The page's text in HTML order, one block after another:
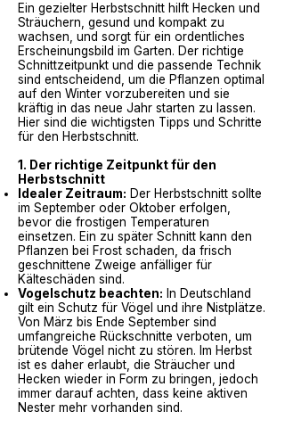
Ein gezielter Herbstschnitt hilft Hecken und
Sträuchern, gesund und kompakt zu
wachsen, und sorgt für ein ordentliches
Erscheinungsbild im Garten. Der richtige
Schnittzeitpunkt und die passende Technik
sind entscheidend, um die Pflanzen optimal
auf den Winter vorzubereiten und sie
kräftig in das neue Jahr starten zu lassen.
Hier sind die wichtigsten Tipps und Schritte
für den Herbstschnitt.
1. Der richtige Zeitpunkt für den
Herbstschnitt
Idealer Zeitraum: Der Herbstschnitt sollte
im September oder Oktober erfolgen,
bevor die frostigen Temperaturen
einsetzen. Ein zu später Schnitt kann den
Pflanzen bei Frost schaden, da frisch
geschnittene Zweige anfälliger für
Kälteschäden sind.
Vogelschutz beachten: In Deutschland
gilt ein Schutz für Vögel und ihre Nistplätze.
Von März bis Ende September sind
umfangreiche Rückschnitte verboten, um
brütende Vögel nicht zu stören. Im Herbst
ist es daher erlaubt, die Sträucher und
Hecken wieder in Form zu bringen, jedoch
immer darauf achten, dass keine aktiven
Nester mehr vorhanden sind.